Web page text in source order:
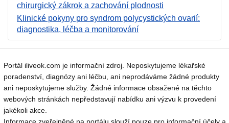
chirurgický zákrok a zachování plodnosti
Klinické pokyny pro syndrom polycystických ovarií:
diagnostika, léčba a monitorování
Portál iliveok.com je informační zdroj. Neposkytujeme lékařské
poradenství, diagnózy ani léčbu, ani neprodáváme žádné produkty
ani neposkytujeme služby. Žádné informace obsažené na těchto
webových stránkách nepředstavují nabídku ani výzvu k provedení
jakékoli akce.